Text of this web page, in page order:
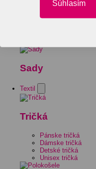
Sady
Textil
Tričká
Pánske tričká
Dámske tričká
Detské tričká
Unisex tričká
Súhlasím